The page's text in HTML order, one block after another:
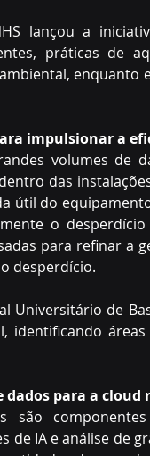
lançou a
práticas de
enquanto
impulsionar a
volumes de
das
útil do
o
para refinar a
desperdício.
Universitário de
identificando
dados para a cloud
são
de IA e análise de